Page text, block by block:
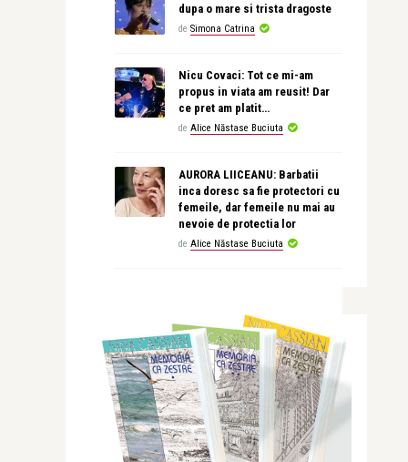
dupa o mare si trista dragoste
de Simona Catrina
Nicu Covaci: Tot ce mi-am
propus in viata am reusit! Dar
ce pret am platit…
de Alice Năstase Buciuta
AURORA LIICEANU: Barbatii
inca doresc sa fie protectori cu
femeile, dar femeile nu mai au
nevoie de protectia lor
de Alice Năstase Buciuta